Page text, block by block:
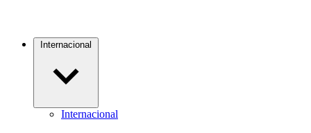
Internacional
Internacional